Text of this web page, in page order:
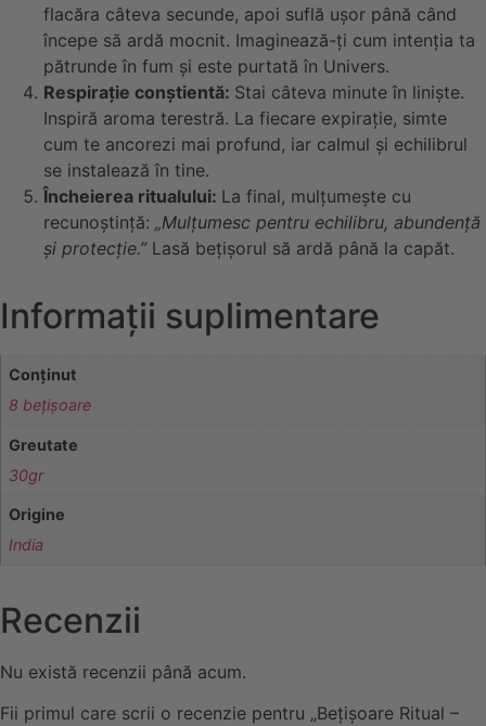
flacăra câteva secunde, apoi suflă ușor până când
începe să ardă mocnit. Imaginează-ți cum intenția ta
pătrunde în fum și este purtată în Univers.
Respirație conștientă: Stai câteva minute în liniște.
Inspiră aroma terestră. La fiecare expirație, simte
cum te ancorezi mai profund, iar calmul și echilibrul
se instalează în tine.
Încheierea ritualului: La final, mulțumește cu
recunoștință: „Mulțumesc pentru echilibru, abundență
și protecție.” Lasă bețișorul să ardă până la capăt.
Informații suplimentare
Conținut
8 bețișoare
Greutate
30gr
Origine
India
Recenzii
Nu există recenzii până acum.
Fii primul care scrii o recenzie pentru „Bețișoare Ritual –